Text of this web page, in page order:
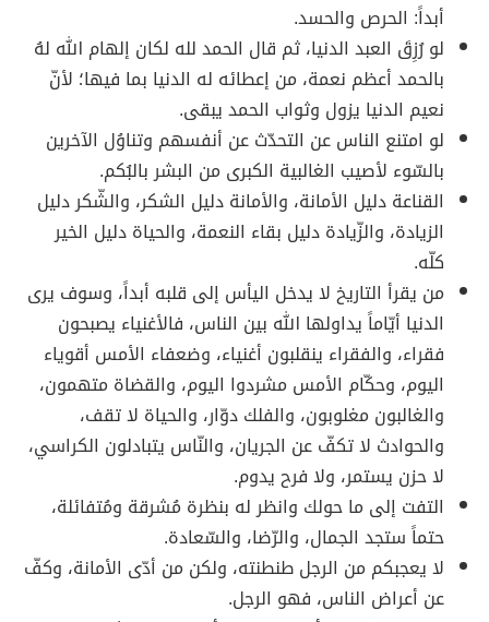
أبداً: الحرص والحسد.
لو رُزِقَ العبد الدنيا، ثم قال الحمد لله لكان إلهام الله لهُ
بالحمد أعظم نعمة، من إعطائه له الدنيا بما فيها؛ لأنّ
نعيم الدنيا يزول وثواب الحمد يبقى.
لو امتنع الناس عن التحدّث عن أنفسهم وتناوُل الآخرين
بالسّوء لأصيب الغالبية الكبرى من البشر بالبُكم.
القناعة دليل الأمانة، والأمانة دليل الشكر، والشّكر دليل
الزيادة، والزّيادة دليل بقاء النعمة، والحياة دليل الخير
كلّه.
من يقرأ التاريخ لا يدخل اليأس إلى قلبه أبداً، وسوف يرى
الدنيا أيّاماً يداولها الله بين الناس، فالأغنياء يصبحون
فقراء، والفقراء ينقلبون أغنياء، وضعفاء الأمس أقوياء
اليوم، وحكّام الأمس مشردوا اليوم، والقضاة متهمون،
والغالبون مغلوبون، والفلك دوّار، والحياة لا تقف،
والحوادث لا تكفّ عن الجريان، والنّاس يتبادلون الكراسي،
لا حزن يستمر، ولا فرح يدوم.
التفت إلى ما حولك وانظر له بنظرة مُشرقة ومُتفائلة،
حتماً ستجد الجمال، والرّضا، والسّعادة.
لا يعجبكم من الرجل طنطنته، ولكن من أدّى الأمانة، وكفّ
عن أعراض الناس، فهو الرجل.